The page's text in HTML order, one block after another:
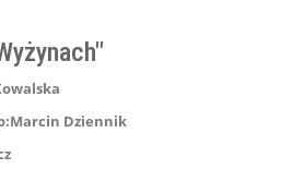
Marcin Dziennik